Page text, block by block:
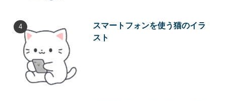
スマートフォンを使う猫のイラ
スト